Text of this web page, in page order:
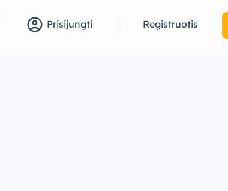
account_circle Prisijungti Registruotis